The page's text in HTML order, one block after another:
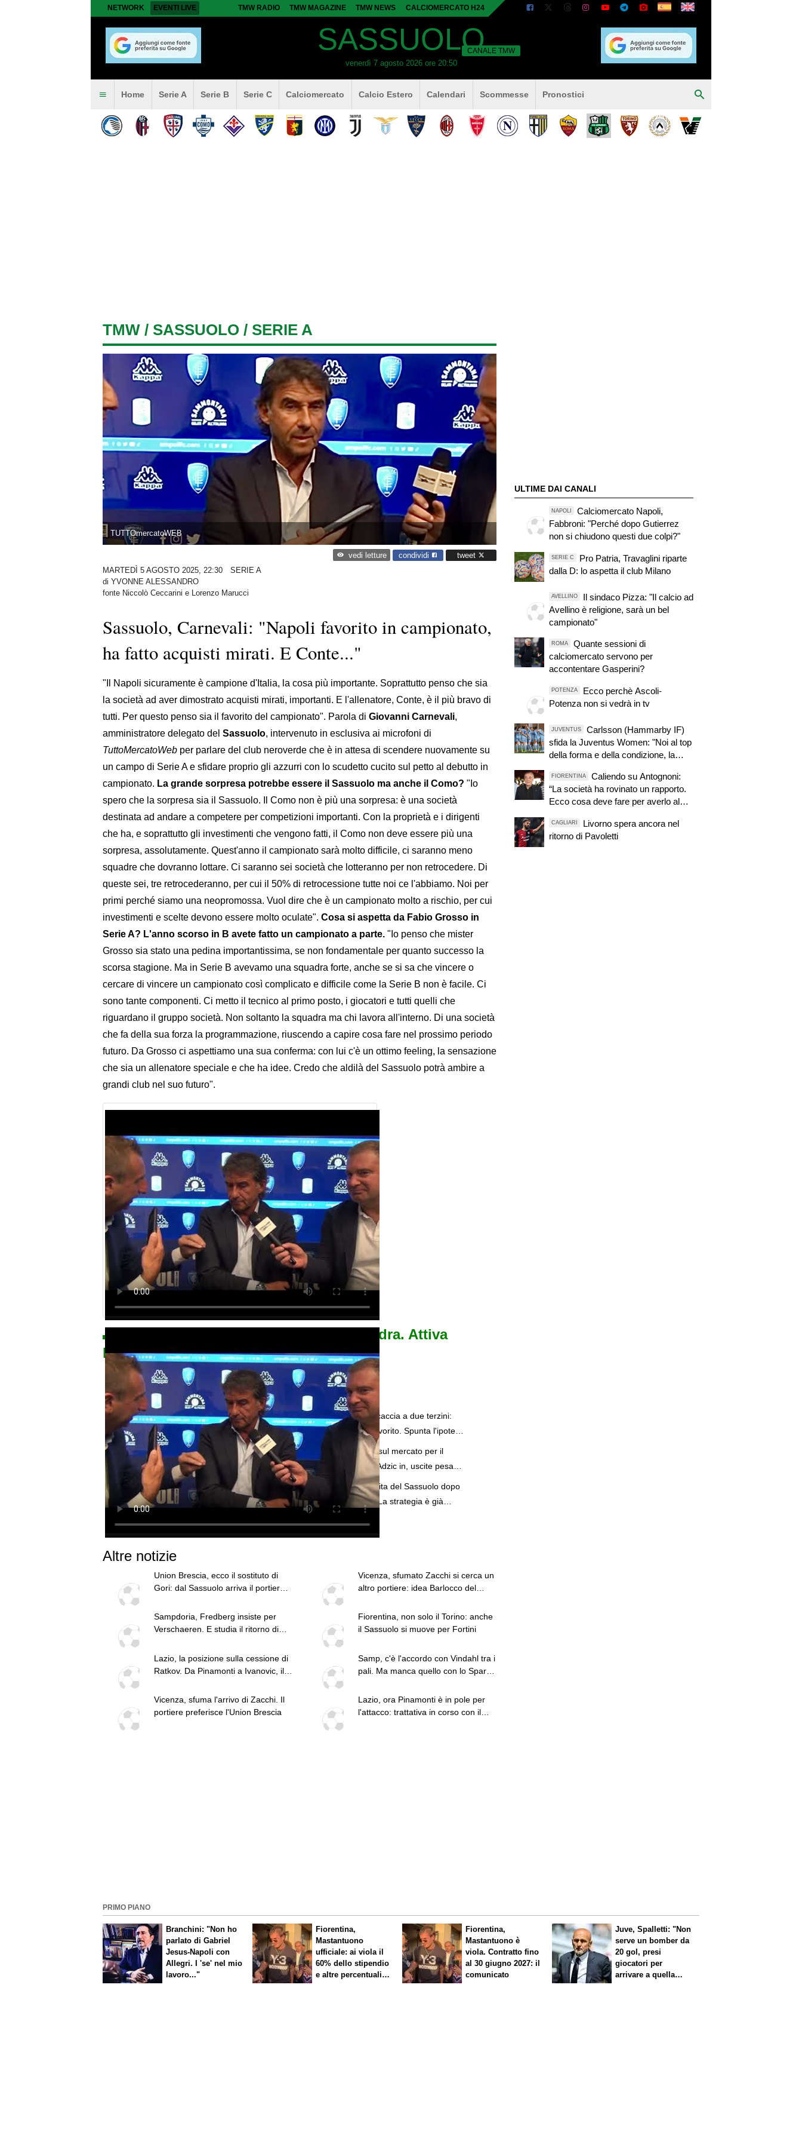
NETWORK EVENTI LIVE TMW RADIO TMW MAGAZINE TMW NEWS CALCIOMERCATO H24
SASSUOLO
venerdì 7 agosto 2026 ore 20:50
CANALE TMW
Home Serie A Serie B Serie C Calciomercato Calcio Estero Calendari Scommesse Pronostici
TMW / SASSUOLO / SERIE A
TUTTOmercatoWEB
vedi letture condividi
tweet
MARTEDÌ 5 AGOSTO 2025, 22:30
SERIE A
di YVONNE ALESSANDRO
fonte Niccolò Ceccarini e Lorenzo Marucci
Sassuolo, Carnevali: "Napoli favorito in campionato,
ha fatto acquisti mirati. E Conte..."
"Il Napoli sicuramente è campione d'Italia, la cosa più importante. Soprattutto penso che sia
la società ad aver dimostrato acquisti mirati, importanti. E l'allenatore, Conte, è il più bravo di
tutti. Per questo penso sia il favorito del campionato". Parola di Giovanni Carnevali,
amministratore delegato del Sassuolo, intervenuto in esclusiva ai microfoni di
TuttoMercatoWeb per parlare del club neroverde che è in attesa di scendere nuovamente su
un campo di Serie A e sfidare proprio gli azzurri con lo scudetto cucito sul petto al debutto in
campionato. La grande sorpresa potrebbe essere il Sassuolo ma anche il Como? "Io
spero che la sorpresa sia il Sassuolo. Il Como non è più una sorpresa: è una società
destinata ad andare a competere per competizioni importanti. Con la proprietà e i dirigenti
che ha, e soprattutto gli investimenti che vengono fatti, il Como non deve essere più una
sorpresa, assolutamente. Quest'anno il campionato sarà molto difficile, ci saranno meno
squadre che dovranno lottare. Ci saranno sei società che lotteranno per non retrocedere. Di
queste sei, tre retrocederanno, per cui il 50% di retrocessione tutte noi ce l'abbiamo. Noi per
primi perché siamo una neopromossa. Vuol dire che è un campionato molto a rischio, per cui
investimenti e scelte devono essere molto oculate". Cosa si aspetta da Fabio Grosso in
Serie A? L'anno scorso in B avete fatto un campionato a parte. "Io penso che mister
Grosso sia stato una pedina importantissima, se non fondamentale per quanto successo la
scorsa stagione. Ma in Serie B avevamo una squadra forte, anche se si sa che vincere o
cercare di vincere un campionato così complicato e difficile come la Serie B non è facile. Ci
sono tante componenti. Ci metto il tecnico al primo posto, i giocatori e tutti quelli che
riguardano il gruppo società. Non soltanto la squadra ma chi lavora all'interno. Di una società
che fa della sua forza la programmazione, riuscendo a capire cosa fare nel prossimo periodo
futuro. Da Grosso ci aspettiamo una sua conferma: con lui c'è un ottimo feeling, la sensazione
che sia un allenatore speciale e che ha idee. Credo che aldilà del Sassuolo potrà ambire a
grandi club nel suo futuro".
Tutte le partite di Serie A della tua squadra. Attiva
l’Offerta di TIMVISION con DAZN!
Articoli correlati
Sassuolo, caccia a due terzini:
Obrador favorito. Spunta l'ipotesi
Darmian
Movimenti sul mercato per il
Sassuolo: Adzic in, uscite pesanti
in vista per Aquilani?
La nuova vita del Sassuolo dopo
Carnevali. La strategia è già
chiara e decisa
Altre notizie
Union Brescia, ecco il sostituto di
Gori: dal Sassuolo arriva il portiere
Vicenza, sfumato Zacchi si cerca un
altro portiere: idea Barlocco del
Sampdoria, Fredberg insiste per
Verschaeren. E studia il ritorno di
Fiorentina, non solo il Torino: anche
il Sassuolo si muove per Fortini
Lazio, la posizione sulla cessione di
Ratkov. Da Pinamonti a Ivanovic, il
Samp, c'è l'accordo con Vindahl tra i
pali. Ma manca quello con lo Sparta
Vicenza, sfuma l'arrivo di Zacchi. Il
portiere preferisce l'Union Brescia
Lazio, ora Pinamonti è in pole per
l'attacco: trattativa in corso con il
ULTIME DAI CANALI
NAPOLI
Calciomercato Napoli,
Fabbroni: "Perché dopo Gutierrez
non si chiudono questi due colpi?"
SERIE C
Pro Patria, Travaglini riparte
dalla D: lo aspetta il club Milano
AVELLINO
Il sindaco Pizza: "Il calcio ad
Avellino è religione, sarà un bel
campionato"
ROMA
Quante sessioni di
calciomercato servono per
accontentare Gasperini?
POTENZA
Ecco perchè Ascoli-
Potenza non si vedrà in tv
JUVENTUS
Carlsson (Hammarby IF)
sfida la Juventus Women: "Noi al top
della forma e della condizione, la
Capeta? Emozionante affrontarla"
FIORENTINA
Caliendo su Antognoni:
“La società ha rovinato un rapporto.
Ecco cosa deve fare per averlo al
CAGLIARI
Livorno spera ancora nel
ritorno di Pavoletti
PRIMO PIANO
Branchini: "Non ho
parlato di Gabriel
Jesus-Napoli con
Allegri. I 'se' nel mio
lavoro..."
Fiorentina,
Mastantuono
ufficiale: ai viola il
60% dello stipendio
e altre percentuali
Fiorentina,
Mastantuono è
viola. Contratto fino
al 30 giugno 2027: il
comunicato
Juve, Spalletti: "Non
serve un bomber da
20 gol, presi
giocatori per
arrivare a quella